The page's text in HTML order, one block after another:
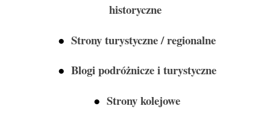
historyczne
● Strony turystyczne / regionalne
● Blogi podróżnicze i turystyczne
● Strony kolejowe